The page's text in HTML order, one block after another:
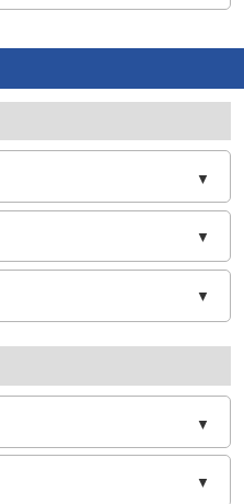
▼
▼
▼
▼
▼